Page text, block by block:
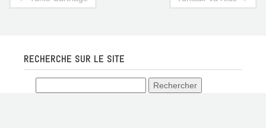
RECHERCHE SUR LE SITE